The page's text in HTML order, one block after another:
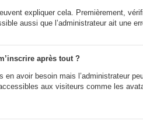
expliquer cela. Premièrement,
aussi que l’administrateur ait une
après tout ?
en avoir besoin mais l’administrateur
aux visiteurs comme les